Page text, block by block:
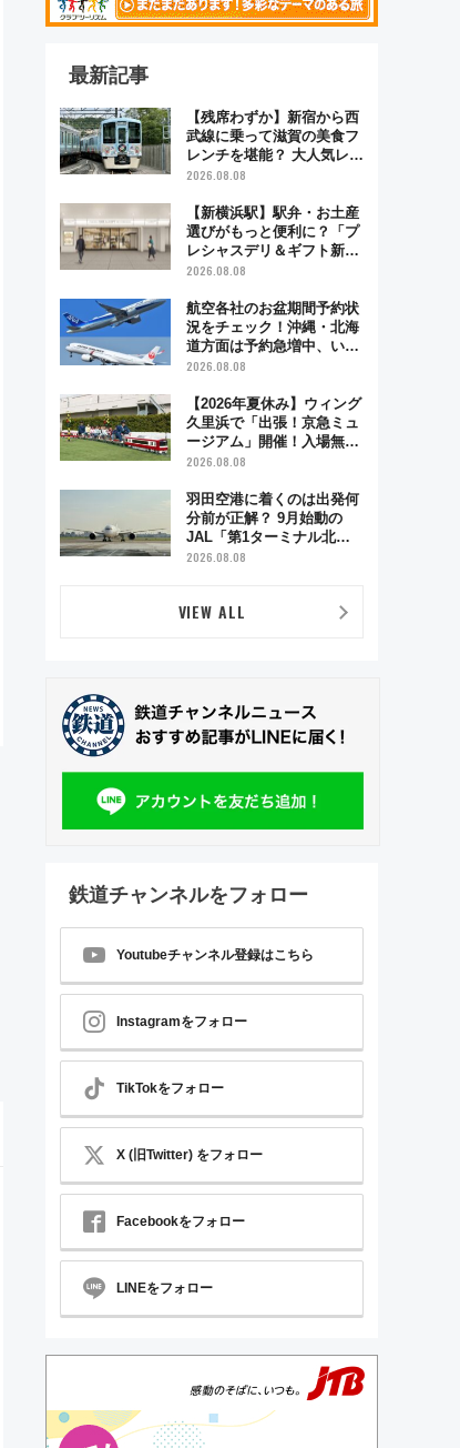
最新記事
【残席わずか】新宿から西
武線に乗って滋賀の美食フ
レンチを堪能？ 大人気レス
トラン列車「52席の至福」
の特別コラボ
2026.08.08
【新横浜駅】駅弁・お土産
選びがもっと便利に？「プ
レシャスデリ＆ギフト新横
浜」がオープン 場所や営
2026.08.08
航空各社のお盆期間予約状
況をチェック！沖縄・北海
道方面は予約急増中、いま
から狙うべき日は？
2026.08.08
【2026年夏休み】ウィング
久里浜で「出張！京急ミュ
ージアム」開催！入場無料
でスタンプラリーや子ども
2026.08.08
羽田空港に着くのは出発何
分前が正解？ 9月始動の
JAL「第1ターミナル北側
サテライト」は徒歩1キロ
2026.08.08
VIEW ALL
鉄道チャンネルをフォロー
Youtubeチャンネル登録はこちら
Instagramをフォロー
TikTokをフォロー
X (旧Twitter) をフォロー
Facebookをフォロー
LINEをフォロー